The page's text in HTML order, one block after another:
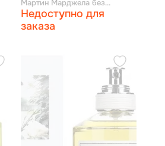
Мартин Марджела без
названия туалетная вода 30
мл
Недоступно для
заказа